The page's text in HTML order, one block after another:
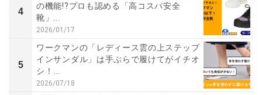
4
の機能!?プロも認める「高コスパ安全
靴」...
2026/01/17
5
ワークマンの「レディース雲の上ステップ
インサンダル」は手ぶらで履けてがイチオ
シ！...
2026/07/18